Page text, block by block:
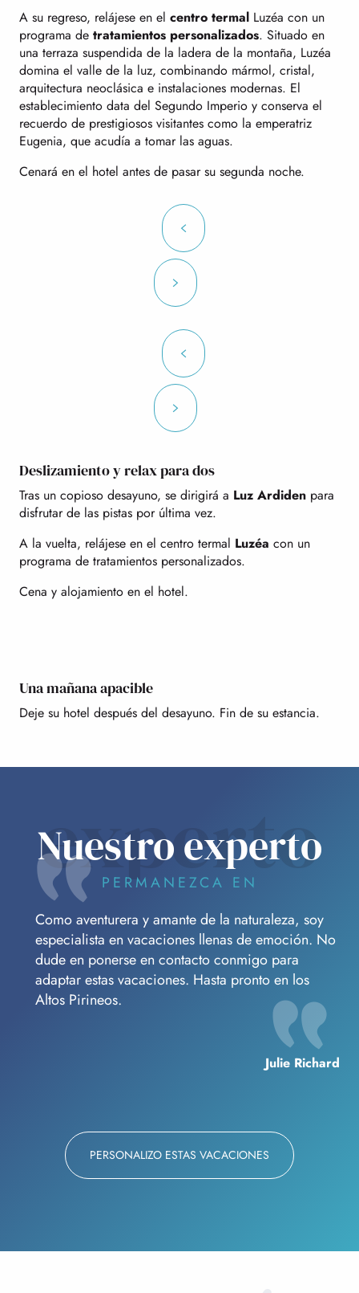
A su regreso, relájese en el centro termal Luzéa con un
programa de tratamientos personalizados. Situado en
una terraza suspendida de la ladera de la montaña, Luzéa
domina el valle de la luz, combinando mármol, cristal,
arquitectura neoclásica e instalaciones modernas. El
establecimiento data del Segundo Imperio y conserva el
recuerdo de prestigiosos visitantes como la emperatriz
Eugenia, que acudía a tomar las aguas.
Cenará en el hotel antes de pasar su segunda noche.
Deslizamiento y relax para dos
Tras un copioso desayuno, se dirigirá a Luz Ardiden para
disfrutar de las pistas por última vez.
A la vuelta, relájese en el centro termal Luzéa con un
programa de tratamientos personalizados.
Cena y alojamiento en el hotel.
Una mañana apacible
Deje su hotel después del desayuno. Fin de su estancia.
experto
Nuestro experto
PERMANEZCA EN
Como aventurera y amante de la naturaleza, soy
especialista en vacaciones llenas de emoción. No
dude en ponerse en contacto conmigo para
adaptar estas vacaciones. Hasta pronto en los
Altos Pirineos.
Julie Richard
PERSONALIZO ESTAS VACACIONES